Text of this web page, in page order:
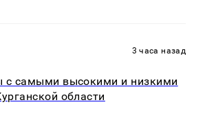
3 часа назад
с самыми высокими и низкими
области